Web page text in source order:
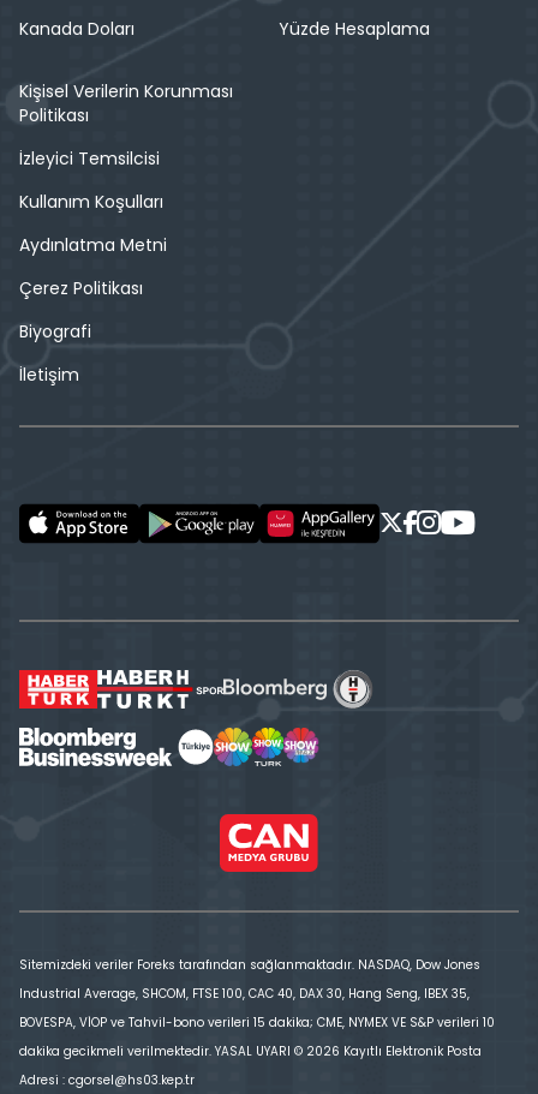
Kanada Doları
Yüzde Hesaplama
Kişisel Verilerin Korunması
Politikası
İzleyici Temsilcisi
Kullanım Koşulları
Aydınlatma Metni
Çerez Politikası
Biyografi
İletişim
Sitemizdeki veriler Foreks tarafından sağlanmaktadır. NASDAQ, Dow Jones
Industrial Average, SHCOM, FTSE 100, CAC 40, DAX 30, Hang Seng, IBEX 35,
BOVESPA, VİOP ve Tahvil-bono verileri 15 dakika; CME, NYMEX VE S&P verileri 10
dakika gecikmeli verilmektedir. YASAL UYARI © 2026 Kayıtlı Elektronik Posta
Adresi : cgorsel@hs03.kep.tr